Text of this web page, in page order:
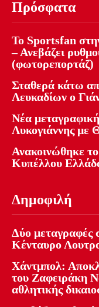
Πρόσφατα
Το Sportsfan
– Ανεβάζει
(φωτορεπορτάζ)
Σταθερά κάτω
Λευκαδίων ο
Νέα
Λυκογιάννης με
Ανακοινώθηκε
Κυπέλλου
Δημοφιλή
Δύο μεταγραφές
Κένταυρο
Χάντμπολ:
του Ζαφειράκη
αθλητικής